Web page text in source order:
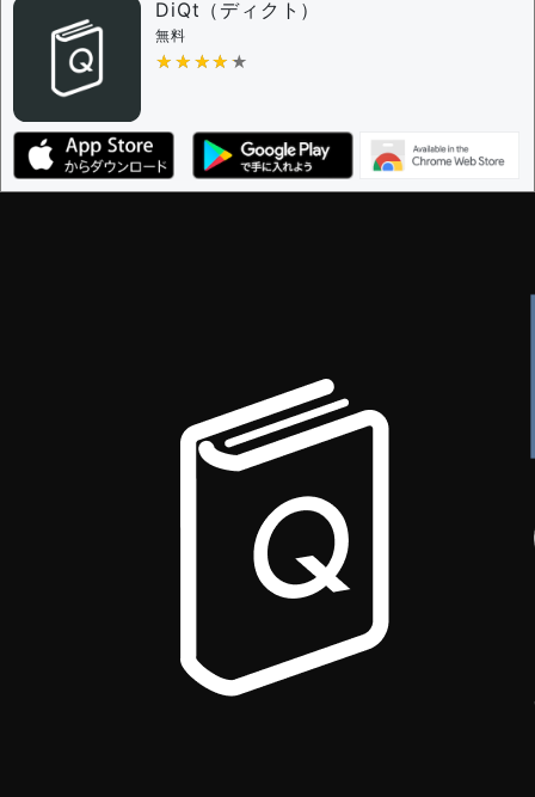
DiQt（ディクト）
無料
★★★★★
★★★★★